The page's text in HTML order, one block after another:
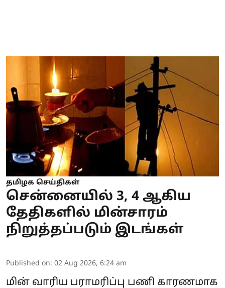
தமிழக செய்திகள்
சென்னையில் 3, 4 ஆகிய
தேதிகளில் மின்சாரம்
நிறுத்தப்படும் இடங்கள்
Published on: 02 Aug 2026, 6:24 am
மின் வாரிய பராமரிப்பு பணி காரணமாக